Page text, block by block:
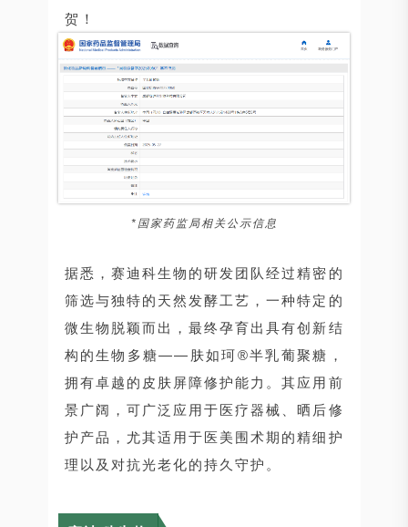
贺！
*国家药监局相关公示信息
据悉， 赛迪科生物的研发团队经过精密的
筛选与独特的天然发酵工艺，一种特定的
微生物脱颖而出，最终孕育出具有创新结
构的生物多糖——肤如珂®半乳葡聚糖，
拥有卓越的皮肤屏障修护能力。其应用前
景广阔，可广泛应用于医疗器械、晒后修
护产品，尤其适用于医美围术期的精细护
理以及对抗光老化的持久守护。